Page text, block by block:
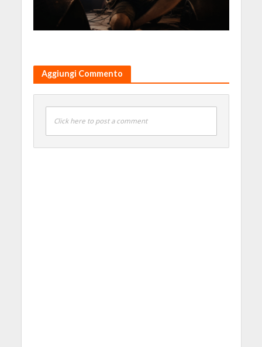
Aggiungi Commento
Click here to post a comment